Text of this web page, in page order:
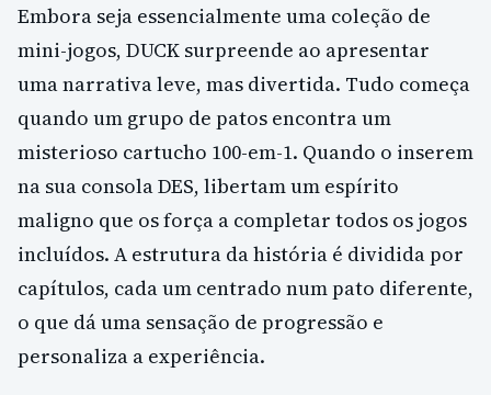
Embora seja essencialmente uma coleção de
mini-jogos, DUCK surpreende ao apresentar
uma narrativa leve, mas divertida. Tudo começa
quando um grupo de patos encontra um
misterioso cartucho 100-em-1. Quando o inserem
na sua consola DES, libertam um espírito
maligno que os força a completar todos os jogos
incluídos. A estrutura da história é dividida por
capítulos, cada um centrado num pato diferente,
o que dá uma sensação de progressão e
personaliza a experiência.